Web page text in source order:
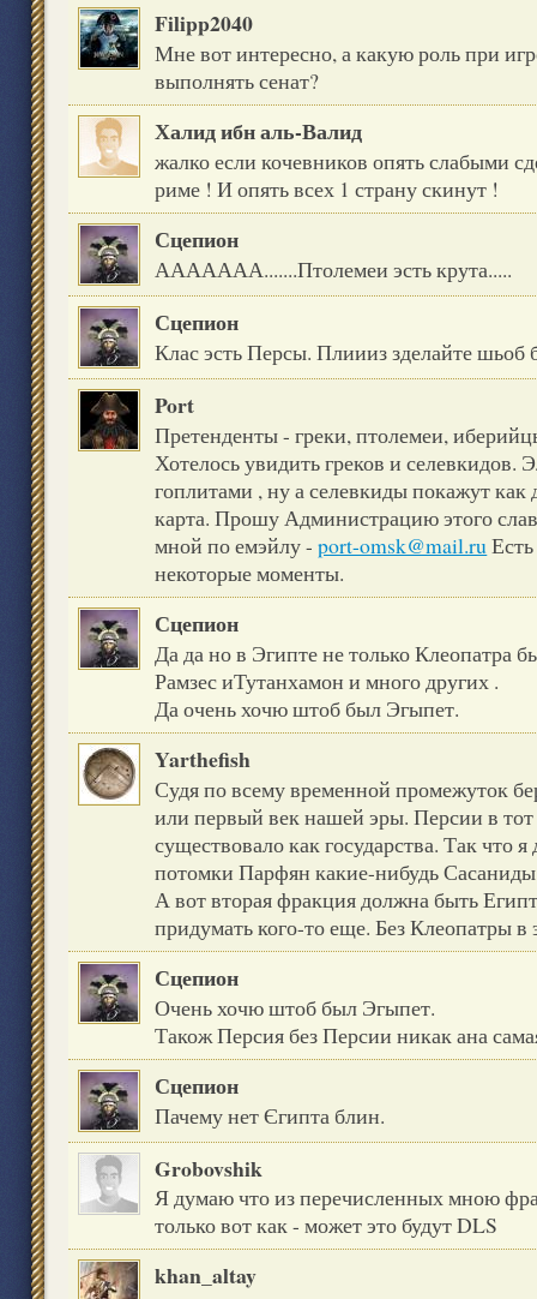
Filipp2040
Мне вот интересно, а какую роль при
выполнять сенат?
Халид ибн аль-Валид
жалко если кочевников опять слабыми
риме ! И опять всех 1 страну скинут !
Сцепион
ААААААА.......Птолемеи эсть крута.....
Сцепион
Клас эсть Персы. Плиииз зделайте
Port
Претенденты - греки, птолемеи,
Хотелось увидить греков и
гоплитами , ну а селевкиды покажут как
карта. Прошу Администрацию этого
мной по емэйлу -port-omsk@mail.ru
некоторые моменты.
Сцепион
Да да но в Эгипте не только Клеопатра
Рамзес иТутанхамон и много других .
Да очень хочю штоб был Эгыпет.
Yarthefish
Судя по всему временной промежуток
или первый век нашей эры. Персии в
существовало как государства. Так что
потомки Парфян какие-нибудь
А вот вторая фракция должна быть
придумать кого-то еще. Без Клеопатры в
Сцепион
Очень хочю штоб был Эгыпет.
Також Персия без Персии никак ана
Сцепион
Пачему нет Єгипта блин.
Grobovshik
Я думаю что из перечисленных мною
только вот как - может это будут DLS
khan_altay